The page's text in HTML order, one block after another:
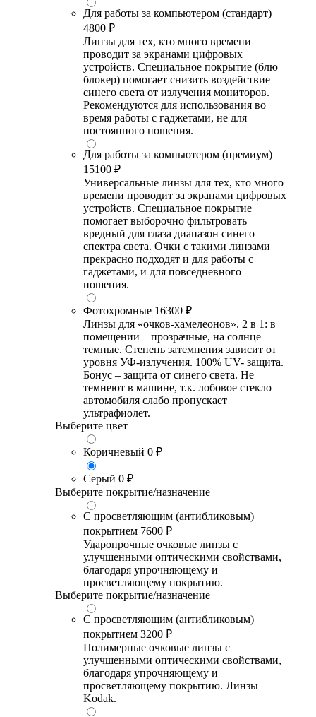
Для работы за компьютером (стандарт)
4800 ₽
Линзы для тех, кто много времени
проводит за экранами цифровых
устройств. Специальное покрытие (блю
блокер) помогает снизить воздействие
синего света от излучения мониторов.
Рекомендуются для использования во
время работы с гаджетами, не для
постоянного ношения.
Для работы за компьютером (премиум)
15100 ₽
Универсальные линзы для тех, кто много
времени проводит за экранами цифровых
устройств. Специальное покрытие
помогает выборочно фильтровать
вредный для глаза диапазон синего
спектра света. Очки с такими линзами
прекрасно подходят и для работы с
гаджетами, и для повседневного
ношения.
Фотохромные 16300 ₽
Линзы для «очков-хамелеонов». 2 в 1: в
помещении – прозрачные, на солнце –
темные. Степень затемнения зависит от
уровня УФ-излучения. 100% UV- защита.
Бонус – защита от синего света. Не
темнеют в машине, т.к. лобовое стекло
автомобиля слабо пропускает
ультрафиолет.
Выберите цвет
Коричневый 0 ₽
Серый 0 ₽
Выберите покрытие/назначение
С просветляющим (антибликовым)
покрытием 7600 ₽
Ударопрочные очковые линзы с
улучшенными оптическими свойствами,
благодаря упрочняющему и
просветляющему покрытию.
Выберите покрытие/назначение
С просветляющим (антибликовым)
покрытием 3200 ₽
Полимерные очковые линзы с
улучшенными оптическими свойствами,
благодаря упрочняющему и
просветляющему покрытию. Линзы
Kodak.